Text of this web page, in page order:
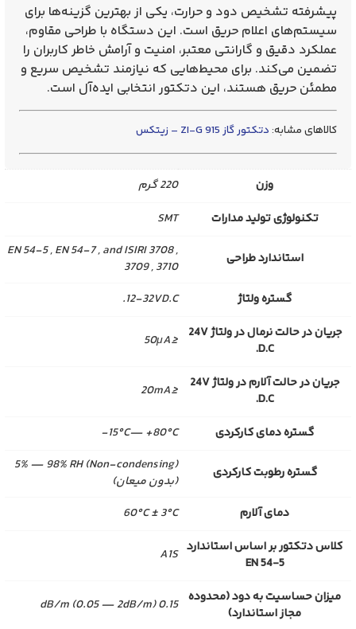
پیشرفته تشخیص دود و حرارت، یکی از بهترین گزینه‌ها برای
سیستم‌های اعلام حریق است. این دستگاه با طراحی مقاوم،
عملکرد دقیق و گارانتی معتبر، امنیت و آرامش خاطر کاربران را
تضمین می‌کند. برای محیط‌هایی که نیازمند تشخیص سریع و
مطمئن حریق هستند، این دتکتور انتخابی ایده‌آل است.
کالاهای مشابه: دتکتور گاز ZI-G 915 – زیتکس
وزن
220 گرم
تکنولوژی تولید مدارات
SMT
استاندارد طراحی
EN 54-5 , EN 54-7 , and ISIRI 3708 ,
3709 , 3710
گستره ولتاژ
12-32VD.C.
جریان در حالت نرمال در ولتاژ 24V
D.C.
≤50μA
جریان در حالت آلارم در ولتاژ 24V
D.C.
≤20mA
گستره دمای کارکردی 15°C— +80°C-
گستره رطوبت کارکردی
(Non-condensing) 5% — 98% RH
(بدون میعان)
دمای آلارم
60°C ± 3°C
کلاس دتکتور بر اساس استاندارد
EN 54-5
A1S
میزان حساسیت به دود (محدوده
مجاز استاندارد)
0.15 dB/m (0.05 — 2dB/m)